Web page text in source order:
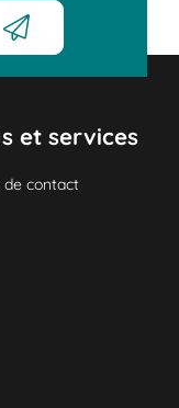
et services
de contact